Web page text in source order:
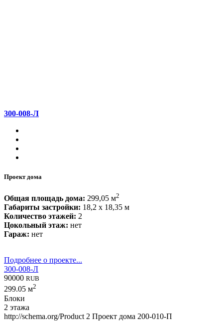
300-008-Л
Проект дома
Общая площадь дома: 299,05 м2
Габариты застройки: 18,2 x 18,35 м
Количество этажей: 2
Цокольный этаж: нет
Гараж: нет
Подробнее о проекте...
300-008-Л
90000 RUB
299.05 м2
Блоки
2 этажа
http://schema.org/Product 2 Проект дома 200-010-П